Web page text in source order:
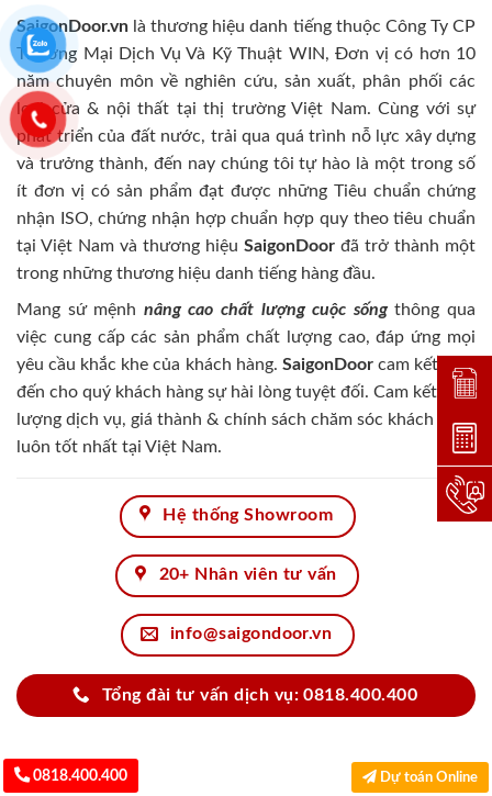
SaigonDoor.vn là thương hiệu danh tiếng thuộc Công Ty CP
Thương Mại Dịch Vụ Và Kỹ Thuật WIN, Đơn vị có hơn 10
năm chuyên môn về nghiên cứu, sản xuất, phân phối các
loại cửa & nội thất tại thị trường Việt Nam. Cùng với sự
phát triển của đất nước, trải qua quá trình nỗ lực xây dựng
và trưởng thành, đến nay chúng tôi tự hào là một trong số
ít đơn vị có sản phẩm đạt được những Tiêu chuẩn chứng
nhận ISO, chứng nhận hợp chuẩn hợp quy theo tiêu chuẩn
tại Việt Nam và thương hiệu SaigonDoor đã trở thành một
trong những thương hiệu danh tiếng hàng đầu.
Mang sứ mệnh nâng cao chất lượng cuộc sốngthông qua
việc cung cấp các sản phẩm chất lượng cao, đáp ứng mọi
yêu cầu khắc khe của khách hàng. SaigonDoorcam kết đem
đến cho quý khách hàng sự hài lòng tuyệt đối. Cam kết chất
lượng dịch vụ, giá thành & chính sách chăm sóc khách hàng
luôn tốt nhất tại Việt Nam.
Hệ thống Showroom
20+ Nhân viên tư vấn
info@saigondoor.vn
Tổng đài tư vấn dịch vụ: 0818.400.400
0818.400.400 Dự toán Online
Đặt
Dự